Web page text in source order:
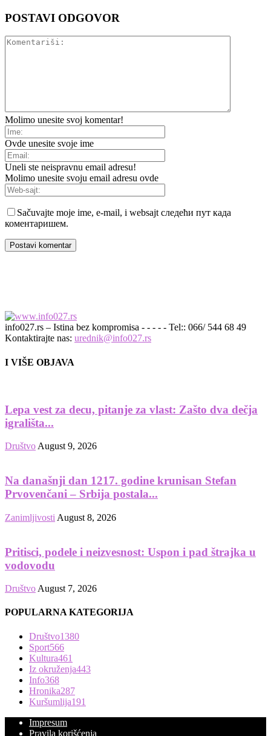
POSTAVI ODGOVOR
Molimo unesite svoj komentar!
Ovde unesite svoje ime
Uneli ste neispravnu email adresu!
Molimo unesite svoju email adresu ovde
Sačuvajte moje ime, e-mail, i websajt следећи пут када
коментаришем.
info027.rs – Istina bez kompromisa - - - - - Tel:: 066/ 544 68 49
Kontaktirajte nas: urednik@info027.rs
I VIŠE OBJAVA
Lepa vest za decu, pitanje za vlast: Zašto dva dečja
igrališta...
Društvo August 9, 2026
Na današnji dan 1217. godine krunisan Stefan
Prvovenčani – Srbija postala...
Zanimljivosti August 8, 2026
Pritisci, podele i neizvesnost: Uspon i pad štrajka u
vodovodu
Društvo August 7, 2026
POPULARNA KATEGORIJA
Društvo1380
Sport566
Kultura461
Iz okruženja443
Info368
Hronika287
Kuršumlija191
Impresum
Pravila korišćenja